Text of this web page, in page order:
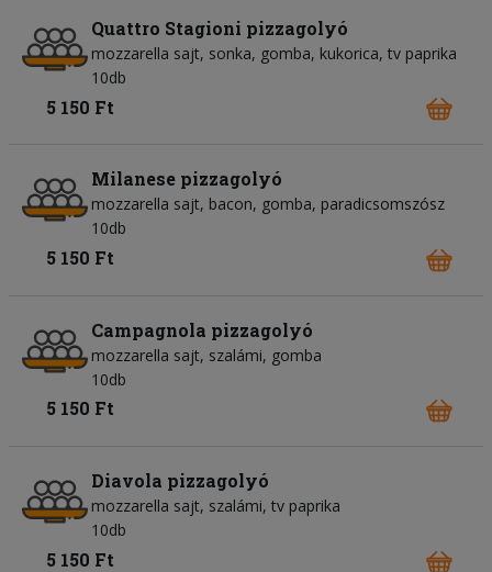
Quattro Stagioni pizzagolyó
mozzarella sajt sonka gomba kukorica tv paprika
10db
5 150 Ft
Milanese pizzagolyó
mozzarella sajt bacon gomba paradicsomszósz
10db
5 150 Ft
Campagnola pizzagolyó
mozzarella sajt szalámi gomba
10db
5 150 Ft
Diavola pizzagolyó
mozzarella sajt szalámi tv paprika
10db
5 150 Ft